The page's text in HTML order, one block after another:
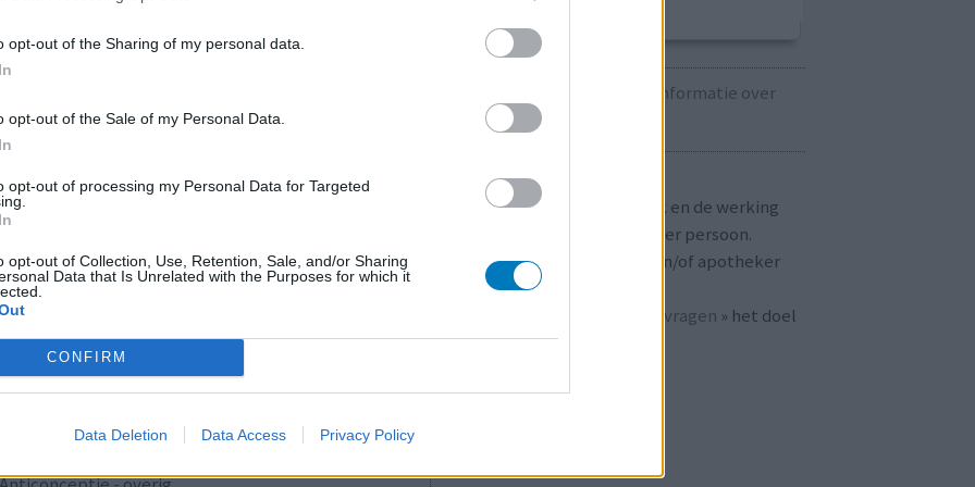
opt-out of the Sharing of my personal data.
opt-out of the Sale of my Personal Data.
opt-out of processing my Personal Data for Targeted
opt-out of Collection, Use, Retention, Sale, and/or Sharing
Data that Is Unrelated with the Purposes for which it
CONFIRM
Data Deletion Data Access Privacy Policy
Bloeddruk - betablokkers
Antibiotica - urineweginfectie
Depressie - antidepressiva TCA
Depressie - antidepressiva overig
Anticonceptie - eenfase
Depressie - antidepressiva SSRI
Psychose / schizofrenie - antipsychotica
Antibiotica - penicillines breedspectrum
Diabetes (suikerziekte) - orale middelen
Kijk hier voor informatie over
LET OP!
Ervaringen zijn persoonlijk en de werking
van medicijnen verschilt per persoon.
Raadpleeg altijd uw arts en/of apotheker
voor passend advies.
veelgestelde vragen » het doel
vanmijnmedicijn.nl